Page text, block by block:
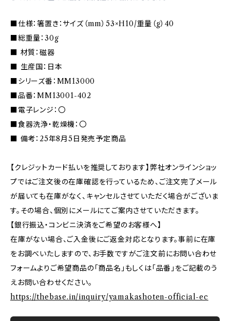
■仕様：箸置き：サイズ（mm）53×H10/重量（g）40
■総重量：30g
■ 材質：磁器
■ 生産国：日本
■シリーズ番：MM13000
■品番：MM13001-402
■電子レンジ：〇
■食器洗浄・乾燥機：〇
■ 備考：25年8月5日発売予定商品
【クレジットカード払いを推奨しております】弊社オンラインショッ
プではご注文後の在庫確認を行っているため、ご注文完了メール
が届いても在庫がなく、キャンセルさせていただく場合がございま
す。その場合、個別にメールにてご案内させていただきます。
【銀行振込・コンビニ決済をご希望のお客様へ】
在庫がない場合、ご入金後にご返金対応となります。事前に在庫
をお調べいたしますので、お手数ですがご注文前にお問い合わせ
フォームよりご希望商品の「商品名」もしくは「品番」をご記載のう
えお問い合わせください。
https://thebase.in/inquiry/yamakashoten-official-ec